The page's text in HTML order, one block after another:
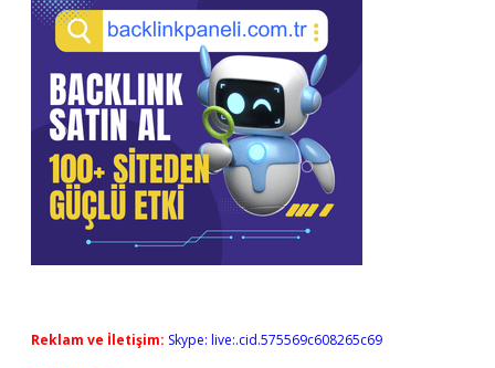
Reklam ve İletişim: Skype: live:.cid.575569c608265c69